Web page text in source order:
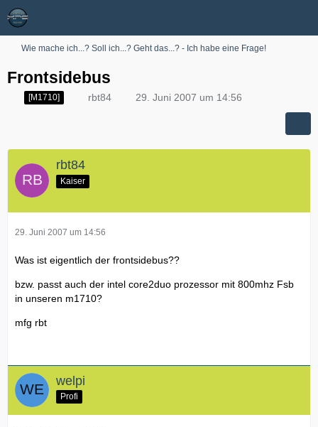
Wie mache ich...? Soll ich...? Geht das...? - Ich habe eine Frage!
Frontsidebus
[M1710] rbt84 29. Juni 2007 um 14:56
rbt84
Kaiser
29. Juni 2007 um 14:56
Was ist eigentlich der frontsidebus??
bzw. passt auch der intel core2duo prozessor mit 800mhz Fsb
in unseren m1710?
mfg rbt
welpi
Profi